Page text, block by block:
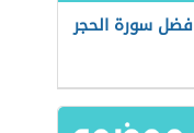
فضل سورة الحجر